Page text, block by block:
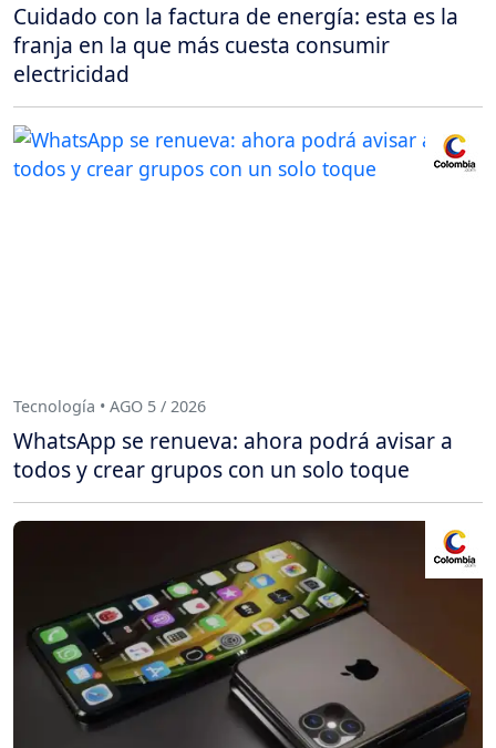
Cuidado con la factura de energía: esta es la
franja en la que más cuesta consumir
electricidad
Tecnología • AGO 5 / 2026
WhatsApp se renueva: ahora podrá avisar a
todos y crear grupos con un solo toque